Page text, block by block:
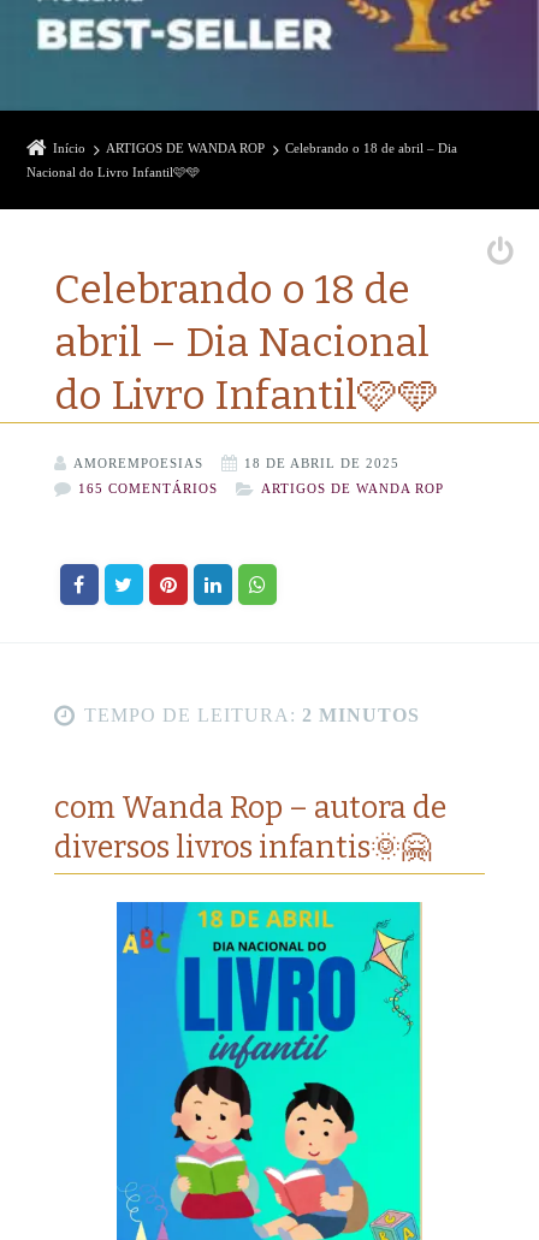
Início ARTIGOS DE WANDA ROP
Celebrando o 18 de abril – Dia
Nacional do Livro Infantil🩷🩵
Celebrando o 18 de
abril – Dia Nacional
do Livro Infantil🩷🩵
AMOREMPOESIAS
18 DE ABRIL DE 2025
165 COMENTÁRIOS
ARTIGOS DE WANDA ROP
TEMPO DE LEITURA: 2 MINUTOS
com Wanda Rop – autora de
diversos livros infantis🌞🤗